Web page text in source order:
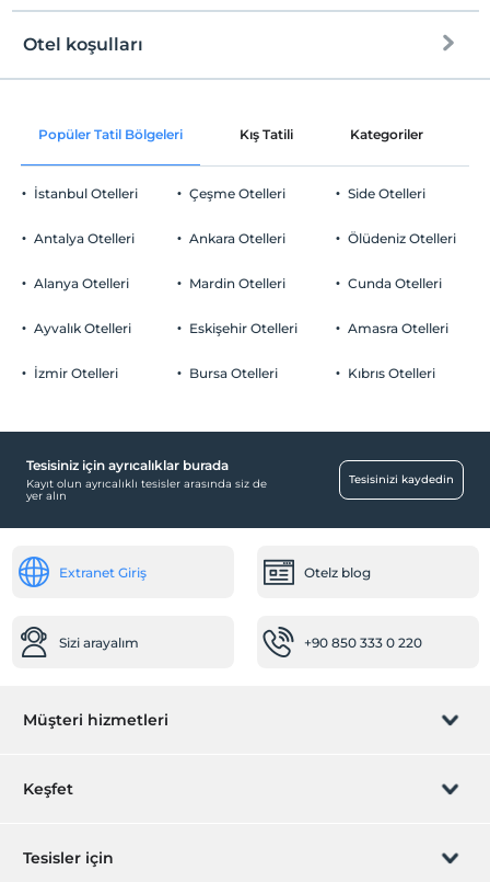
Platform
Kıyıda sığ deniz
Şezlong & Şemsiye
Ortak alanlar ve tüm odalar
Otopark
Ücretsiz Halka Açık Otopark
Temizlik Hizmetleri
Hastaneye kolay ulaşım (15 dakika)
Isıtma
Ortak Alanlar
Öne Çıkan Özellikler
Otel koşulları
Check/in
Check/out
En geç saat 12:00 ve öncesi
Evcil Hayvan
2 yaşına kadar olan bebekler ücretsizdir.
Popüler Tatil Bölgeleri Kış Tatili Kategoriler
İstanbul Otelleri
Antalya Otelleri
Alanya Otelleri
Ayvalık Otelleri
İzmir Otelleri
Çeşme Otelleri
Ankara Otelleri
Mardin Otelleri
Eskişehir Otelleri
Bursa Otelleri
Side Otelleri
Ölüdeniz Otelleri
Cunda Otelleri
Amasra Otelleri
Kıbrıs Otelleri
Tesisiniz için ayrıcalıklar burada
Kayıt olun ayrıcalıklı tesisler arasında siz de
yer alın
Tesisinizi kaydedin
Extranet Giriş Otelz blog
Sizi arayalım +90 850 333 0 220
Müşteri hizmetleri
Rezervasyon yönet
Keşfet
Hediye Kart
Tesisler için